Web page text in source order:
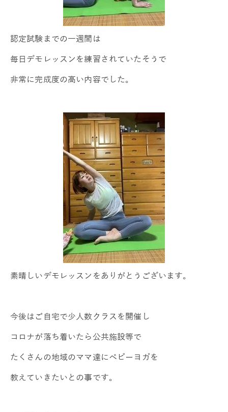
認定試験までの一週間は
毎日デモレッスンを練習されていたそうで
非常に完成度の高い内容でした。
素晴しいデモレッスンをありがとうございます。
今後はご自宅で少人数クラスを開催し
コロナが落ち着いたら公共施設等で
たくさんの地域のママ達にベビーヨガを
教えていきたいとの事です。